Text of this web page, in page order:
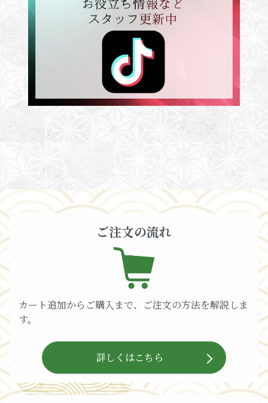
ご注文の流れ
カート追加からご購入まで、ご注文の方法を解説しま
す。
詳しくはこちら